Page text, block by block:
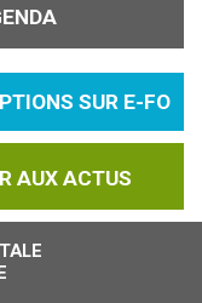
SUR E-FO
AUX ACTUS